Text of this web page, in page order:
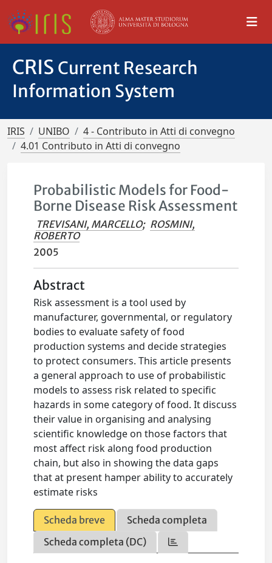
CRIS Current Research
Information System
IRIS UNIBO
4 - Contributo in Atti di convegno
4.01 Contributo in Atti di convegno
Probabilistic Models for Food-
Borne Disease Risk Assessment
TREVISANI, MARCELLO; ROSMINI,
ROBERTO
2005
Abstract
Risk assessment is a tool used by
manufacturer, governmental, or regulatory
bodies to evaluate safety of food
production systems and decide strategies
to protect consumers. This article presents
a general approach to use of probabilistic
models to assess risk related to specific
hazards in some category of food. It discuss
their value in organising and analysing
scientific knowledge on those factors that
most affect risk along food production
chain, but also in showing the data gaps
that at present hamper ability to accurately
estimate risks
Scheda breve
Scheda completa
Scheda completa (DC)